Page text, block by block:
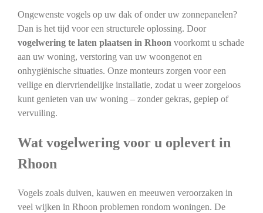
Ongewenste vogels op uw dak of onder uw zonnepanelen?
Dan is het tijd voor een structurele oplossing. Door
vogelwering te laten plaatsen in Rhoonvoorkomt u schade
aan uw woning, verstoring van uw woongenot en
onhygiënische situaties. Onze monteurs zorgen voor een
veilige en diervriendelijke installatie, zodat u weer zorgeloos
kunt genieten van uw woning – zonder gekras, gepiep of
vervuiling.
Wat vogelwering voor u oplevert in
Rhoon
Vogels zoals duiven, kauwen en meeuwen veroorzaken in
veel wijken in Rhoon problemen rondom woningen. De